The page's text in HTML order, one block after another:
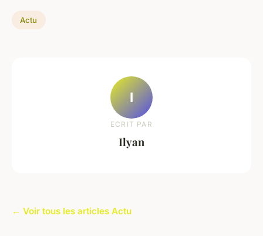
Actu
I
ECRIT PAR
Ilyan
← Voir tous les articles Actu